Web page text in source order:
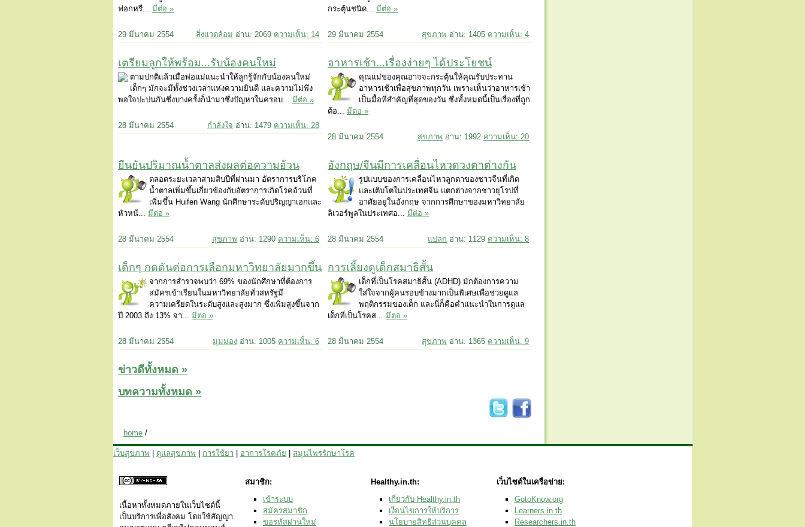
ฟอกหรื... มีต่อ »
29 มีนาคม 2554 สิ่งแวดล้อม อ่าน: 2069 ความเห็น: 14
กระตุ้นชนิด... มีต่อ »
29 มีนาคม 2554 สุขภาพ อ่าน: 1405 ความเห็น: 4
เตรียมลูกให้พร้อม...รับน้องคนใหม่
ตามปกติแล้วเมื่อพ่อแม่แนะนำให้ลูกรู้จักกับน้องคนใหม่
เด็กๆ มักจะมีทั้งช่วงเวลาแห่งความยินดี และความไม่พึง
พอใจปะปนกันซึ่งบางครั้งก็นำมาซึ่งปัญหาในครอบ... มีต่อ »
28 มีนาคม 2554 กำลังใจ อ่าน: 1479 ความเห็น: 28
อาหารเช้า...เรื่องง่ายๆ ได้ประโยชน์
คุณแม่ของคุณอาจจะกระตุ้นให้คุณรับประทาน
อาหารเช้าเพื่อสุขภาพทุกวัน เพราะเห็นว่าอาหารเช้า
เป็นมื้อที่สำคัญที่สุดของวัน ซึ่งทั้งหมดนี้เป็นเรื่องที่ถูก
ต้อ... มีต่อ »
28 มีนาคม 2554 สุขภาพ อ่าน: 1992 ความเห็น: 20
ยืนยันปริมาณน้ำตาลส่งผลต่อความอ้วน
ตลอดระยะเวลาสามสิบปีที่ผ่านมา อัตราการบริโภค
น้ำตาลเพิ่มขึ้นเกี่ยวข้องกับอัตราการเกิดโรคอ้วนที่
เพิ่มขึ้น Huifen Wang นักศึกษาระดับปริญญาเอกและ
หัวหน้... มีต่อ »
28 มีนาคม 2554 สุขภาพ อ่าน: 1290 ความเห็น: 6
อังกฤษ/จีนมีการเคลื่อนไหวดวงตาต่างกัน
รูปแบบของการเคลื่อนไหวลูกตาของชาวจีนที่เกิด
และเติบโตในประเทศจีน แตกต่างจากชาวยุโรปที่
อาศัยอยู่ในอังกฤษ จากการศึกษาของมหาวิทยาลัย
ลิเวอร์พูลในประเทศอ... มีต่อ »
28 มีนาคม 2554 แปลก อ่าน: 1129 ความเห็น: 8
เด็กๆ กดดันต่อการเลือกมหาวิทยาลัยมากขึ้น
จากการสำรวจพบว่า 69% ของนักศึกษาที่ต้องการ
สมัครเข้าเรียนในมหาวิทยาลัยทั่วสหรัฐมี
ความเครียดในระดับสูงและสูงมาก ซึ่งเพิ่มสูงขึ้นจาก
ปี 2003 ถึง 13% จา... มีต่อ »
28 มีนาคม 2554 มุมมอง อ่าน: 1005 ความเห็น: 6
การเลี้ยงดูเด็กสมาธิสั้น
เด็กที่เป็นโรคสมาธิสั้น (ADHD) มักต้องการความ
ใส่ใจจากผู้คนรอบข้างมากเป็นพิเศษเพื่อช่วยดูแล
พฤติกรรมของเด็ก และนี่ก็คือคำแนะนำในการดูแล
เด็กที่เป็นโรคส... มีต่อ »
28 มีนาคม 2554 สุขภาพ อ่าน: 1365 ความเห็น: 9
ข่าวดีทั้งหมด »
บทความทั้งหมด »
home /
เว็บสุขภาพ ดูแลสุขภาพ การใช้ยา อาการโรคภัย สมุนไพรรักษาโรค
เนื้อหาทั้งหมดภายในเว็บไซต์นี้
เป็นบริการเพื่อสังคม โดยใช้สัญญา
สมาชิก:
เข้าระบบ
สมัครสมาชิก
ขอรหัสผ่านใหม่
Healthy.in.th:
เกี่ยวกับ Healthy.in.th
เงื่อนไขการให้บริการ
นโยบายสิทธิส่วนบุคคล
เว็บไซต์ในเครือข่าย:
GotoKnow.org
Learners.in.th
Researchers.in.th